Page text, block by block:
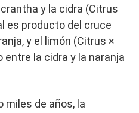
y la cidra (Citrus
es producto del cruce
y el limón (Citrus ×
la cidra y la naranja
miles de años, la